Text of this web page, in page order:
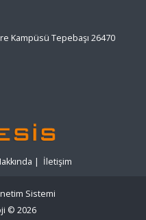
Kampüsü Tepebaşı 26470
| İletişim
Sistemi
© 2026